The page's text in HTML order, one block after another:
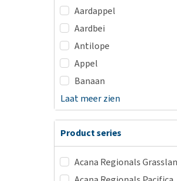
Aardappel
Aardbei
Antilope
Appel
Banaan
Laat meer zien
Product series
Acana Regionals